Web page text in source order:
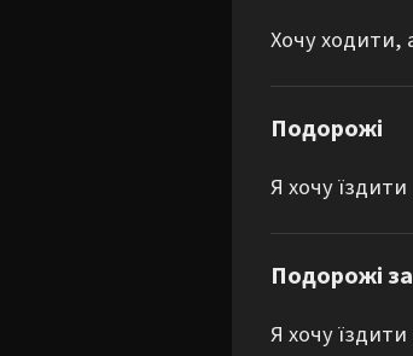
Хочу ходити,
Подорожі
Я хочу
Подорожі
Я хочу